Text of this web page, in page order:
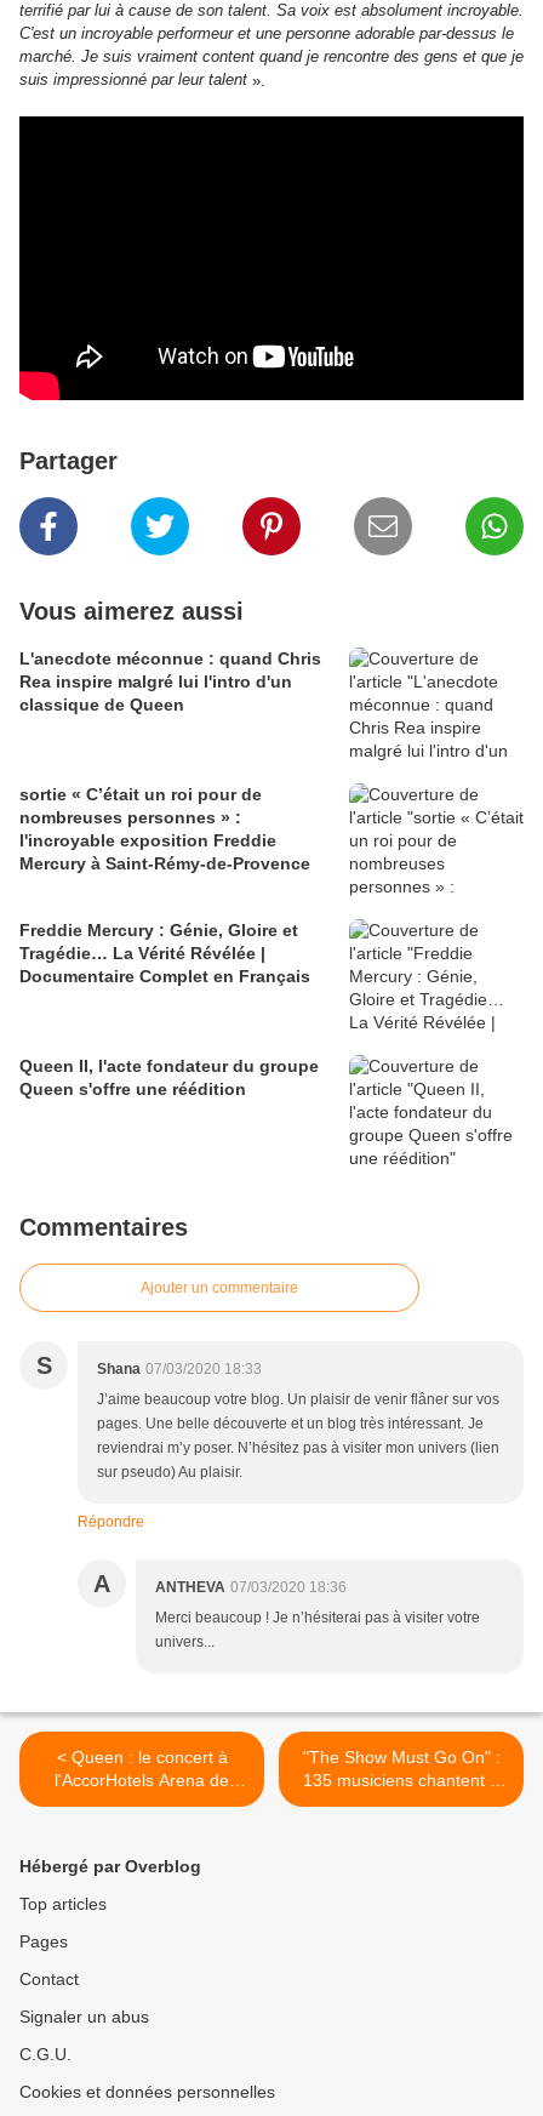
terrifié par lui à cause de son talent. Sa voix est absolument incroyable.
C'est un incroyable performeur et une personne adorable par-dessus le
marché. Je suis vraiment content quand je rencontre des gens et que je
suis impressionné par leur talent ».
Partager
Vous aimerez aussi
L'anecdote méconnue : quand Chris
Rea inspire malgré lui l'intro d'un
classique de Queen
sortie « C’était un roi pour de
nombreuses personnes » :
l'incroyable exposition Freddie
Mercury à Saint-Rémy-de-Provence
Freddie Mercury : Génie, Gloire et
Tragédie… La Vérité Révélée |
Documentaire Complet en Français
Queen II, l'acte fondateur du groupe
Queen s'offre une réédition
Commentaires
Ajouter un commentaire
S Shana 07/03/2020 18:33
J’aime beaucoup votre blog. Un plaisir de venir flâner sur vos
pages. Une belle découverte et un blog très intéressant. Je
reviendrai m’y poser. N’hésitez pas à visiter mon univers (lien
sur pseudo) Au plaisir.
Répondre
A ANTHEVA 07/03/2020 18:36
Merci beaucoup ! Je n’hésiterai pas à visiter votre
univers...
< Queen : le concert à
l'AccorHotels Arena de
Paris reporté, le groupe sort
"The Show Must Go On" :
135 musiciens chantent à
distance le tube de Queen
Hébergé par Overblog
Top articles
Pages
Contact
Signaler un abus
C.G.U.
Cookies et données personnelles